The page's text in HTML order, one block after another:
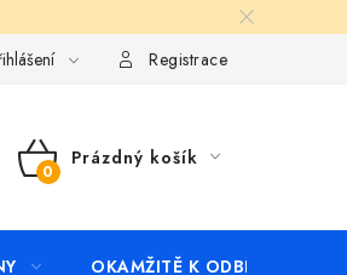
Registrace
NÁKUPNÍ
Prázdný košík
OKAMŽITĚ K ODBĚRU